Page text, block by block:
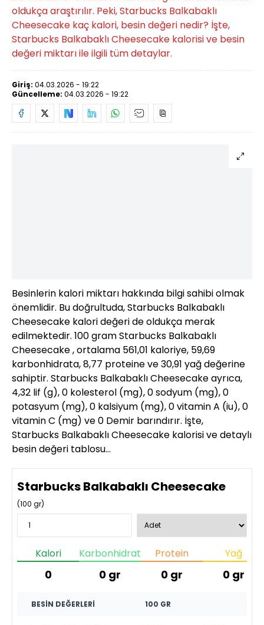
oldukça araştırılır. Peki, Starbucks Balkabaklı
Cheesecake kaç kalori, besin değeri nedir? İşte,
Starbucks Balkabaklı Cheesecake kalorisi ve besin
değeri miktarı ile ilgili tüm detaylar.
Giriş: 04.03.2026 - 19:22
Güncelleme: 04.03.2026 - 19:22
Besinlerin kalori miktarı hakkında bilgi sahibi olmak
önemlidir. Bu doğrultuda, Starbucks Balkabaklı
Cheesecake kalori değeri de oldukça merak
edilmektedir. 100 gram Starbucks Balkabaklı
Cheesecake , ortalama 561,01 kaloriye, 59,69
karbonhidrata, 8,77 proteine ve 30,91 yağ değerine
sahiptir. Starbucks Balkabaklı Cheesecake ayrıca,
4,32 lif (g), 0 kolesterol (mg), 0 sodyum (mg), 0
potasyum (mg), 0 kalsiyum (mg), 0 vitamin A (iu), 0
vitamin C (mg) ve 0 Demir barındırır. İşte,
Starbucks Balkabaklı Cheesecake kalorisi ve detaylı
besin değeri tablosu…
Starbucks Balkabaklı Cheesecake
(100 gr)
Kalori
0
Karbonhidrat
0 gr
Protein
0 gr
Yağ
0 gr
BESIN DEĞERLERI 100 GR